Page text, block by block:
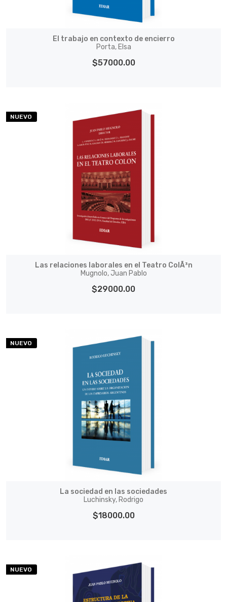
El trabajo en contexto de encierro
Porta, Elsa
$57000.00
NUEVO
Las relaciones laborales en el Teatro ColÃ³n
Mugnolo, Juan Pablo
$29000.00
NUEVO
La sociedad en las sociedades
Luchinsky, Rodrigo
$18000.00
NUEVO